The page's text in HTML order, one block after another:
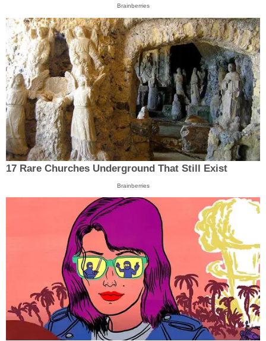
Brainberries
17 Rare Churches Underground That Still Exist
Brainberries